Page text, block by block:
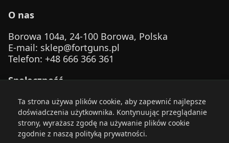
O nas
Borowa 104a, 24-100 Borowa, Polska
E-mail: sklep@fortguns.pl
Telefon: +48 666 366 361
Społeczność
Ta strona używa plików cookie, aby zapewnić najlepsze
doświadczenia użytkownika. Kontynuując przeglądanie
strony, wyrażasz zgodę na używanie plików cookie
zgodnie z naszą polityką prywatności.